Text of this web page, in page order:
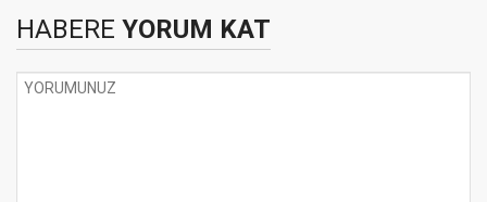
HABERE YORUM KAT